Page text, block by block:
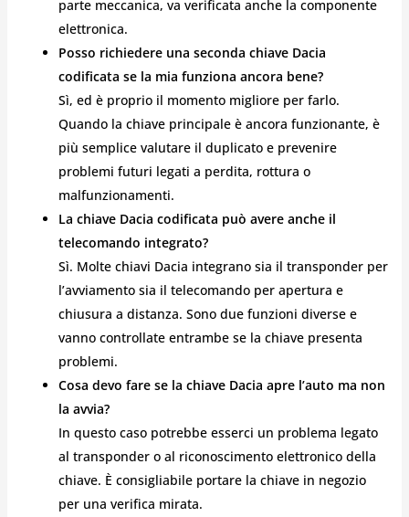
parte meccanica, va verificata anche la componente
elettronica.
Posso richiedere una seconda chiave Dacia
codificata se la mia funziona ancora bene?
Sì, ed è proprio il momento migliore per farlo.
Quando la chiave principale è ancora funzionante, è
più semplice valutare il duplicato e prevenire
problemi futuri legati a perdita, rottura o
malfunzionamenti.
La chiave Dacia codificata può avere anche il
telecomando integrato?
Sì. Molte chiavi Dacia integrano sia il transponder per
l’avviamento sia il telecomando per apertura e
chiusura a distanza. Sono due funzioni diverse e
vanno controllate entrambe se la chiave presenta
problemi.
Cosa devo fare se la chiave Dacia apre l’auto ma non
la avvia?
In questo caso potrebbe esserci un problema legato
al transponder o al riconoscimento elettronico della
chiave. È consigliabile portare la chiave in negozio
per una verifica mirata.